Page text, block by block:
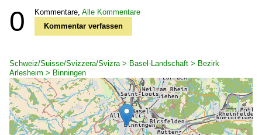
0 Kommentare, Alle Kommentare
Kommentar verfassen
Schweiz/Suisse/Svizzera/Svizra > Basel-Landschaft > Bezirk
Arlesheim > Binningen